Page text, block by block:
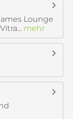
Lounge
mehr